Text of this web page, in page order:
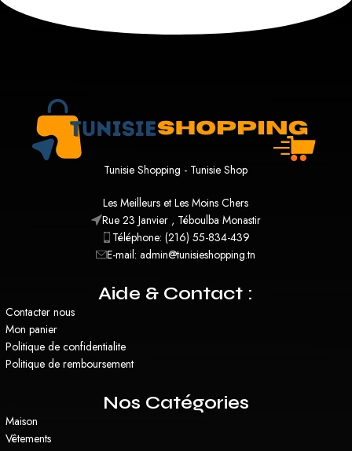
Tunisie Shopping - Tunisie Shop
Les Meilleurs et Les Moins Chers
Rue 23 Janvier , Téboulba Monastir
Téléphone: (216) 55-834-439
E-mail: admin@tunisieshopping.tn
Aide & Contact :
Contacter nous
Mon panier
Politique de confidentialite
Politique de remboursement
Nos Catégories
Maison
Vêtements